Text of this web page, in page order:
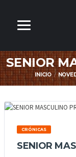
SENIOR
INICIO
CRÓNICAS
SENIOR